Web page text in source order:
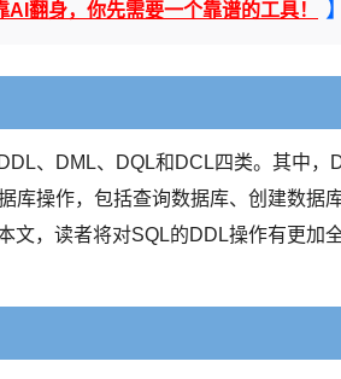
AI翻身，你先需要一个靠谱的工具！ 】
、DML、DQL和DCL四类。其中，
库操作，包括查询数据库、创建数据
文，读者将对SQL的DDL操作有更加